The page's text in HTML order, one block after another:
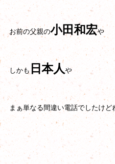
お前の父親の小田和宏や
しかも日本人や
まぁ単なる間違い電話でしたけど